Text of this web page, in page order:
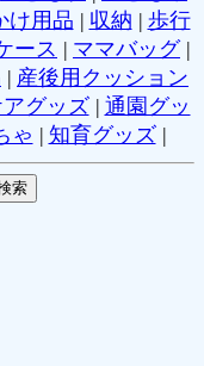
け用品 | 収納 | 歩行
ース | ママバッグ|
| 産後用クッション
グッズ| 通園グッ
ゃ | 知育グッズ|